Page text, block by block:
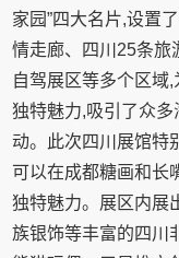
家园”四大名片,设置
情走廊、四川25条旅
自驾展区等多个区域
独特魅力,吸引了众
动。此次四川展馆特
可以在成都糖画和长
独特魅力。展区内展
族银饰等丰富的四川